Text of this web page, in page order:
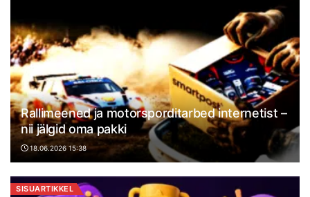
Rallimeened ja motorsporditarbed internetist –
nii jälgid oma pakki
18.06.2026 15:38
SISUARTIKKEL